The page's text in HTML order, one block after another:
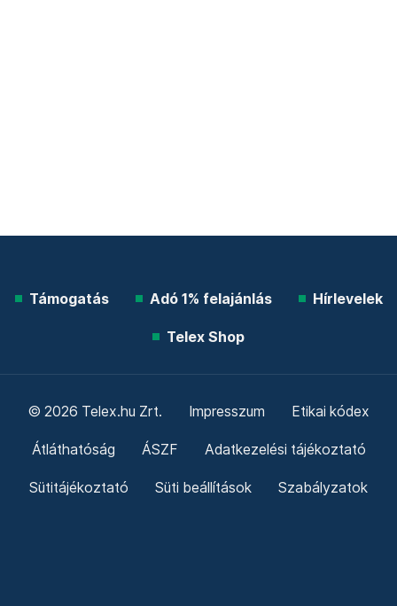
Támogatás Adó 1% felajánlás Hírlevelek
Telex Shop
© 2026 Telex.hu Zrt. Impresszum Etikai kódex
Átláthatóság ÁSZF Adatkezelési tájékoztató
Sütitájékoztató Süti beállítások Szabályzatok